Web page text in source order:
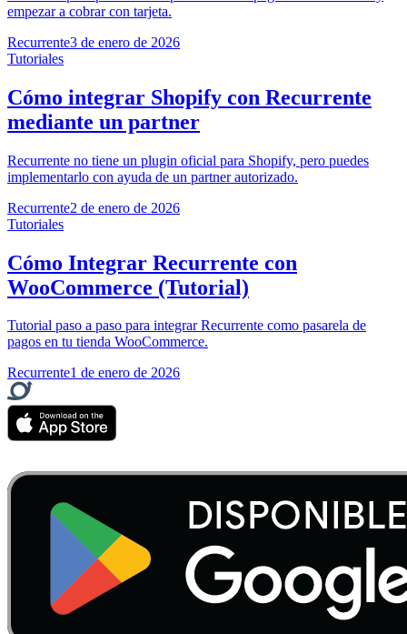
empezar a cobrar con tarjeta.
Recurrente3 de enero de 2026
Tutoriales
Cómo integrar Shopify con Recurrente
mediante un partner
Recurrente no tiene un plugin oficial para Shopify, pero puedes
implementarlo con ayuda de un partner autorizado.
Recurrente2 de enero de 2026
Tutoriales
Cómo Integrar Recurrente con
WooCommerce (Tutorial)
Tutorial paso a paso para integrar Recurrente como pasarela de
pagos en tu tienda WooCommerce.
Recurrente1 de enero de 2026